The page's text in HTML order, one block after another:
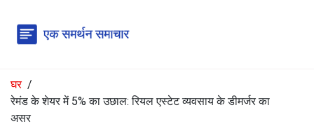
घर
रेमंड के शेयर में 5% का उछाल: रियल एस्टेट व्यवसाय के डीमर्जर का
असर